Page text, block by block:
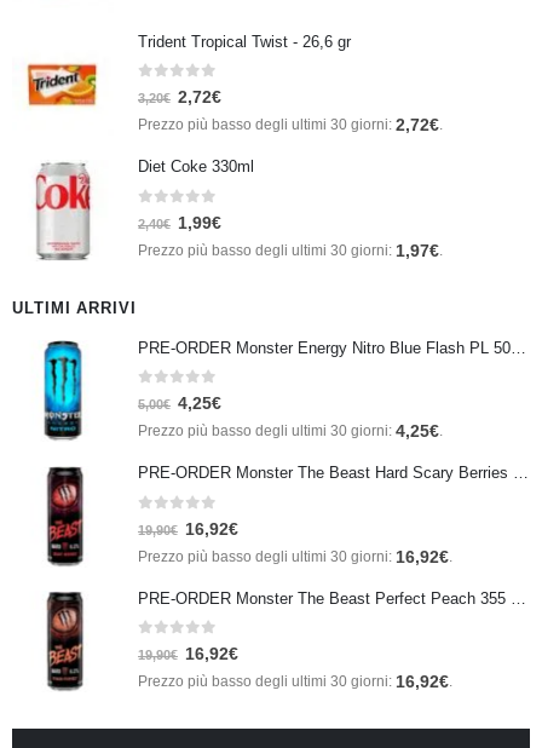
Trident Tropical Twist - 26,6 gr
Su 5
3,20€ 2,72€
Prezzo più basso degli ultimi 30 giorni: 2,72€.
Diet Coke 330ml
Su 5
2,40€ 1,99€
Prezzo più basso degli ultimi 30 giorni: 1,97€.
ULTIMI ARRIVI
Su 5
5,00€ 4,25€
Prezzo più basso degli ultimi 30 giorni: 4,25€.
PRE-ORDER Monster The Beast Hard Scary Berries 355 ml IN ARRIVO ENTRO IL 21 SETTEMBRE
Su 5
19,90€ 16,92€
Prezzo più basso degli ultimi 30 giorni: 16,92€.
Su 5
19,90€ 16,92€
Prezzo più basso degli ultimi 30 giorni: 16,92€.